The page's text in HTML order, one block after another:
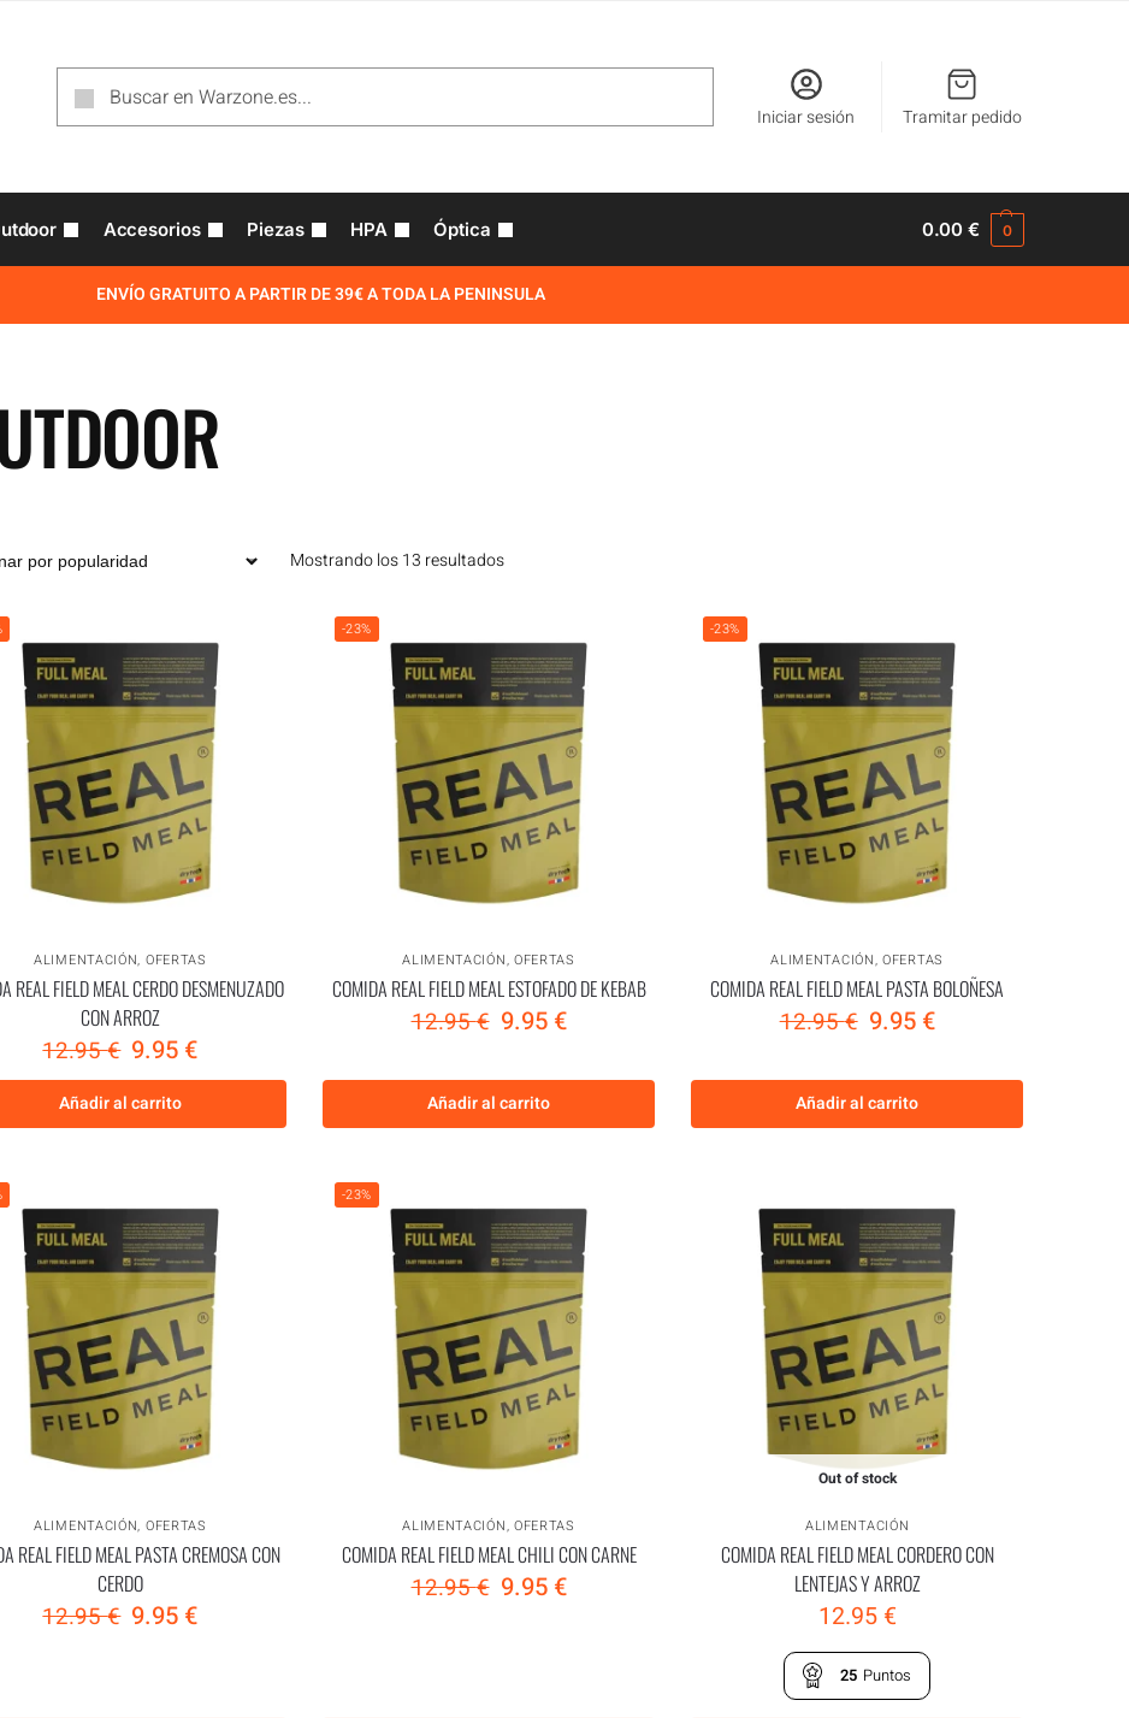
Iniciar sesión Tramitar pedido
Accesorios Piezas HPA Óptica 0.00€ 0
ENVÍO GRATUITO A PARTIR DE 39€ A TODA LA PENINSULA
Mostrando los 13 resultados
ALIMENTACIÓN, OFERTAS
REAL FIELD MEAL CERDO DESMENUZADO
CON ARROZ
12.95€ 9.95 €
Añadir al carrito
-23%
ALIMENTACIÓN, OFERTAS
COMIDA REAL FIELD MEAL ESTOFADO DE KEBAB
12.95€ 9.95 €
Añadir al carrito
-23%
ALIMENTACIÓN,OFERTAS
COMIDA REAL FIELD MEAL PASTA BOLOÑESA
12.95€ 9.95 €
Añadir al carrito
ALIMENTACIÓN, OFERTAS
REAL FIELD MEAL PASTA CREMOSA CON
CERDO
12.95€ 9.95 €
-23%
ALIMENTACIÓN, OFERTAS
COMIDA REAL FIELD MEAL CHILI CON CARNE
12.95€ 9.95 €
Out of stock
ALIMENTACIÓN
COMIDA REAL FIELD MEAL CORDERO CON
LENTEJAS Y ARROZ
12.95 €
25 Puntos